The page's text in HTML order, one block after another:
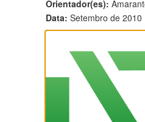
Orientador(es):
Data: Setembro de 2010